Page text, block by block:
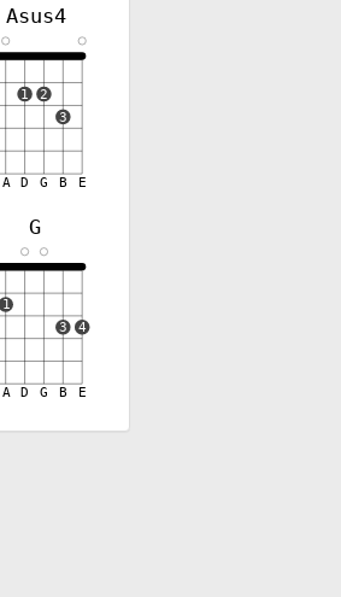
Asus4
A D G B E
1
2
3
G
A D G B E
1
3
4